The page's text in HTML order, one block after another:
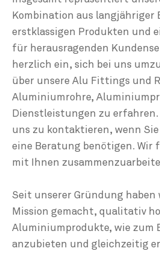
Kombination aus langjähriger
erstklassigen Produkten und
für herausragenden
herzlich ein, sich bei uns
über unsere Alu Fittings und
Aluminiumrohre,
Dienstleistungen zu
uns zu kontaktieren, wenn
eine Beratung benötigen. Wir
mit Ihnen
Seit unserer Gründung haben
Mission gemacht, qualitativ
Aluminiumprodukte, wie zum
anzubieten und gleichzeitig